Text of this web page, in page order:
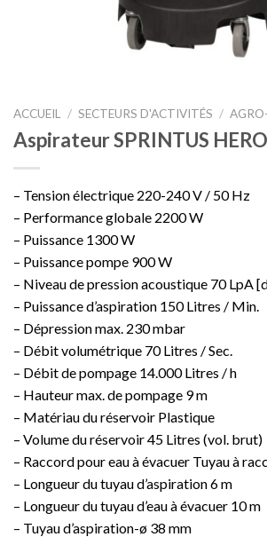
ACCUEIL / SECTEURS D'ACTIVITÉS /
Aspirateur SPRINTUS
– Tension électrique 220-240 V / 50 Hz
– Performance globale 2200 W
– Puissance 1300 W
– Puissance pompe 900 W
– Niveau de pression acoustique 70 LpA
– Puissance d’aspiration 150 Litres / Min.
– Dépression max. 230 mbar
– Débit volumétrique 70 Litres / Sec.
– Débit de pompage 14.000 Litres / h
– Hauteur max. de pompage 9 m
– Matériau du réservoir Plastique
– Volume du réservoir 45 Litres (vol. brut)
– Raccord pour eau à évacuer Tuyau à
– Longueur du tuyau d’aspiration 6 m
– Longueur du tuyau d’eau à évacuer 10 m
– Tuyau d’aspiration-ø 38 mm